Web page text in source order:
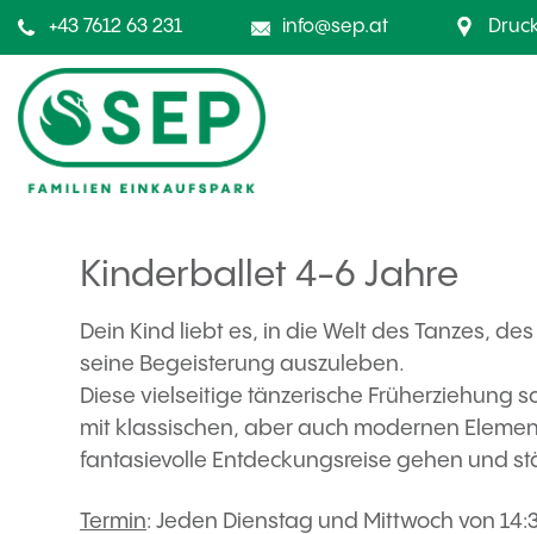
+43 7612 63 231 info@sep.at
Kinderballet 4-6 Jahre
Dein Kind liebt es, in die Welt des Tanzes,
seine Begeisterung auszuleben.
Diese vielseitige tänzerische Früherziehung
mit klassischen, aber auch modernen
fantasievolle Entdeckungsreise gehen und
Termin: Jeden Dienstag und Mittwoch von